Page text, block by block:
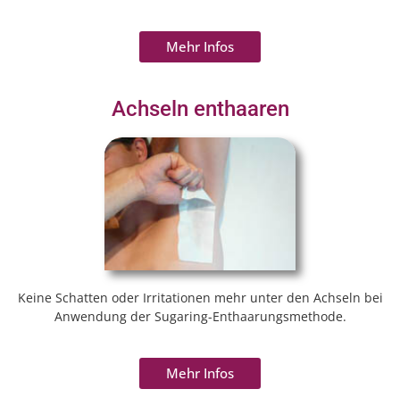
Mehr Infos
Achseln enthaaren
Keine Schatten oder Irritationen mehr unter den Achseln bei
Anwendung der Sugaring-Enthaarungsmethode.
Mehr Infos